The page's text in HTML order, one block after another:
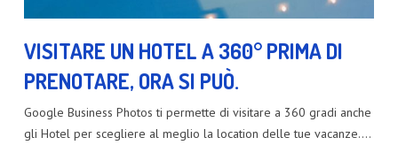
VISITARE UN HOTEL A 360° PRIMA DI
PRENOTARE, ORA SI PUÒ.
Google Business Photos ti permette di visitare a 360 gradi anche
gli Hotel per scegliere al meglio la location delle tue vacanze.…